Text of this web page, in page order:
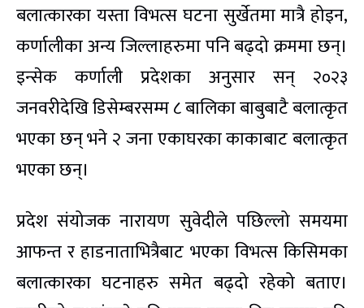
बलात्कारका यस्ता विभत्स घटना सुर्खेतमा मात्रै होइन,
कर्णालीका अन्य जिल्लाहरुमा पनि बढ्दो क्रममा छन्।
इन्सेक कर्णाली प्रदेशका अनुसार सन् २०२३
जनवरीदेखि डिसेम्बरसम्म ८ बालिका बाबुबाटै बलात्कृत
भएका छन् भने २ जना एकाघरका काकाबाट बलात्कृत
भएका छन्।
प्रदेश संयोजक नारायण सुवेदीले पछिल्लो समयमा
आफन्त र हाडनाताभित्रैबाट भएका विभत्स किसिमका
बलात्कारका घटनाहरु समेत बढ्दो रहेको बताए।